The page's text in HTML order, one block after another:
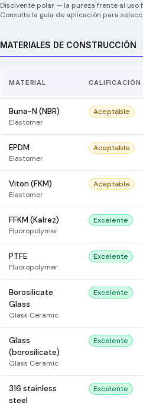
Disolvente polar — la pureza frente al
Consulte la guía de aplicación para
MATERIALES DE CONSTRUCCIÓN
MATERIAL CALIFICACIÓN
Buna-N (NBR)
Elastomer
Aceptable
EPDM
Elastomer
Aceptable
Viton (FKM)
Elastomer
Aceptable
FFKM (Kalrez)
Fluoropolymer
Excelente
PTFE
Fluoropolymer
Excelente
Borosilicate
Glass
Glass Ceramic
Excelente
Glass
(borosilicate)
Glass Ceramic
Excelente
316 stainless
steel
Excelente